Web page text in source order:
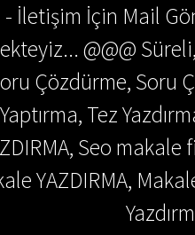
İletişim İçin Mail
@@@
Çözdürme, Soru
Tez
Seo makale
YAZDIRMA,